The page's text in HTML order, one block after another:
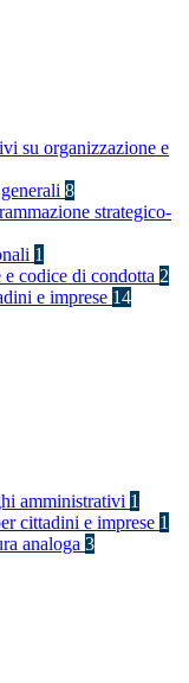
su organizzazione e
8
strategico-
1
codice di condotta 2
e imprese 14
amministrativi 1
cittadini e imprese 1
analoga 3